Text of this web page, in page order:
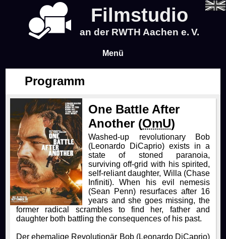
Filmstudio
an der RWTH Aachen e. V.
Menü
Programm
Blog
Info
Preise & Vorverkauf
Zeit & Ort
Über uns
Wer sind wir?
Events
Programm
One Battle After
Another (OmU)
Washed-up revolutionary Bob
(Leonardo DiCaprio) exists in a
state of stoned paranoia,
surviving off-grid with his spirited,
self-reliant daughter, Willa (Chase
Infiniti). When his evil nemesis
(Sean Penn) resurfaces after 16
years and she goes missing, the
former radical scrambles to find her, father and
daughter both battling the consequences of his past.
Der ehemalige Revolutionär Bob (Leonardo DiCaprio)